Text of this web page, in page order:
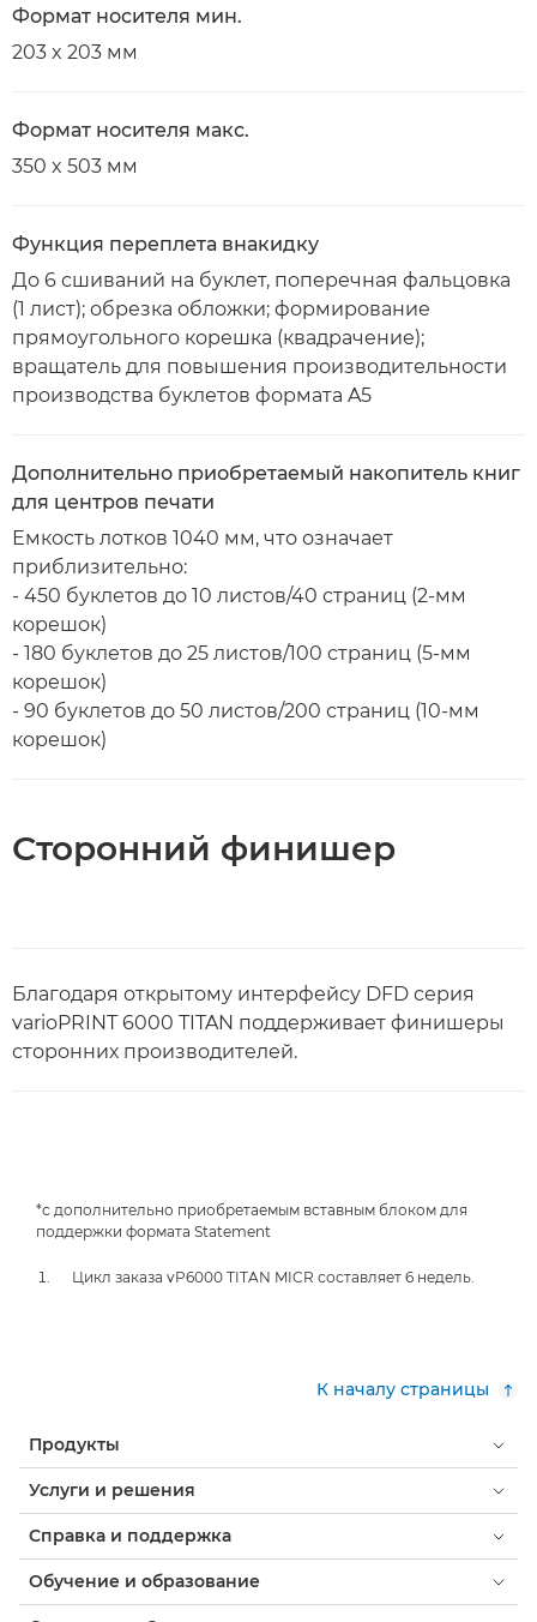
Формат носителя мин.
203 x 203 мм
Формат носителя макс.
350 x 503 мм
Функция переплета внакидку
До 6 сшиваний на буклет, поперечная фальцовка
(1 лист); обрезка обложки; формирование
прямоугольного корешка (квадрачение);
вращатель для повышения производительности
производства буклетов формата A5
Дополнительно приобретаемый накопитель книг
для центров печати
Емкость лотков 1040 мм, что означает
приблизительно:
- 450 буклетов до 10 листов/40 страниц (2-мм
корешок)
- 180 буклетов до 25 листов/100 страниц (5-мм
корешок)
- 90 буклетов до 50 листов/200 страниц (10-мм
корешок)
Сторонний финишер
Благодаря открытому интерфейсу DFD серия
varioPRINT 6000 TITAN поддерживает финишеры
сторонних производителей.
*с дополнительно приобретаемым вставным блоком для
поддержки формата Statement
Цикл заказа vP6000 TITAN MICR составляет 6 недель.
К началу страницы
Продукты
Услуги и решения
Справка и поддержка
Обучение и образование